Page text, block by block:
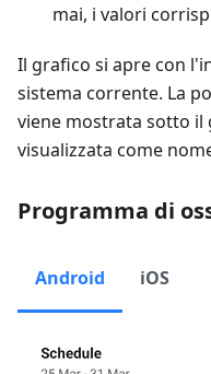
mai, i valori
Il grafico si apre con
sistema corrente. La
viene mostrata sotto il
visualizzata come
Programma di
Android iOS